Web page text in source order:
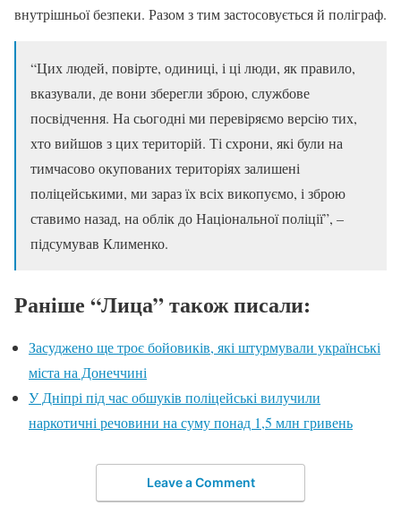
внутрішньої безпеки. Разом з тим застосовується й поліграф.
“Цих людей, повірте, одиниці, і ці люди, як правило,
вказували, де вони зберегли зброю, службове
посвідчення. На сьогодні ми перевіряємо версію тих,
хто вийшов з цих територій. Ті схрони, які були на
тимчасово окупованих територіях залишені
поліцейськими, ми зараз їх всіх викопуємо, і зброю
ставимо назад, на облік до Національної поліції”, –
підсумував Клименко.
Раніше “Лица” також писали:
Засуджено ще троє бойовиків, які штурмували українські
міста на Донеччині
У Дніпрі під час обшуків поліцейські вилучили
наркотичні речовини на суму понад 1,5 млн гривень
Leave a Comment